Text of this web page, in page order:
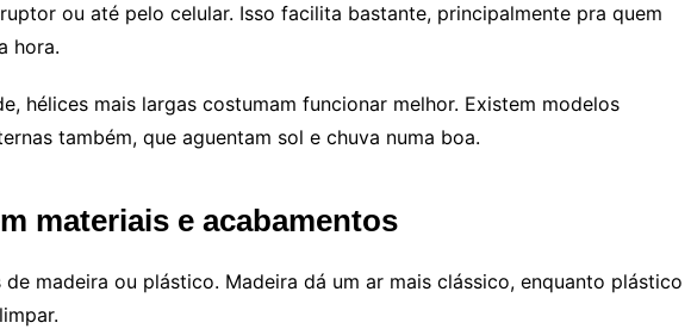
ou até pelo celular. Isso facilita bastante, principalmente pra quem
hora.
hélices mais largas costumam funcionar melhor. Existem modelos
também, que aguentam sol e chuva numa boa.
materiais e acabamentos
madeira ou plástico. Madeira dá um ar mais clássico, enquanto plástico